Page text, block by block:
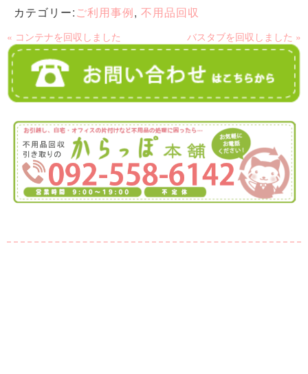
カテゴリー:ご利用事例, 不用品回収
« コンテナを回収しました バスタブを回収しました »